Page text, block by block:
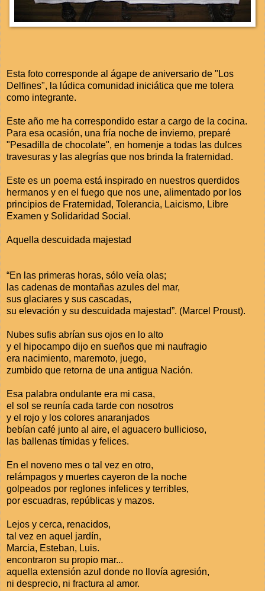
Esta foto corresponde al ágape de aniversario de "Los
Delfines", la lúdica comunidad iniciática que me tolera
como integrante.
Este año me ha correspondido estar a cargo de la cocina.
Para esa ocasión, una fría noche de invierno, preparé
"Pesadilla de chocolate", en homenje a todas las dulces
travesuras y las alegrías que nos brinda la fraternidad.
Este es un poema está inspirado en nuestros querdidos
hermanos y en el fuego que nos une, alimentado por los
principios de Fraternidad, Tolerancia, Laicismo, Libre
Examen y Solidaridad Social.
Aquella descuidada majestad
“En las primeras horas, sólo veía olas;
las cadenas de montañas azules del mar,
sus glaciares y sus cascadas,
su elevación y su descuidada majestad”. (Marcel Proust).
Nubes sufis abrían sus ojos en lo alto
y el hipocampo dijo en sueños que mi naufragio
era nacimiento, maremoto, juego,
zumbido que retorna de una antigua Nación.
Esa palabra ondulante era mi casa,
el sol se reunía cada tarde con nosotros
y el rojo y los colores anaranjados
bebían café junto al aire, el aguacero bullicioso,
las ballenas tímidas y felices.
En el noveno mes o tal vez en otro,
relámpagos y muertes cayeron de la noche
golpeados por reglones infelices y terribles,
por escuadras, repúblicas y mazos.
Lejos y cerca, renacidos,
tal vez en aquel jardín,
Marcia, Esteban, Luis.
encontraron su propio mar...
aquella extensión azul donde no llovía agresión,
ni desprecio, ni fractura al amor.